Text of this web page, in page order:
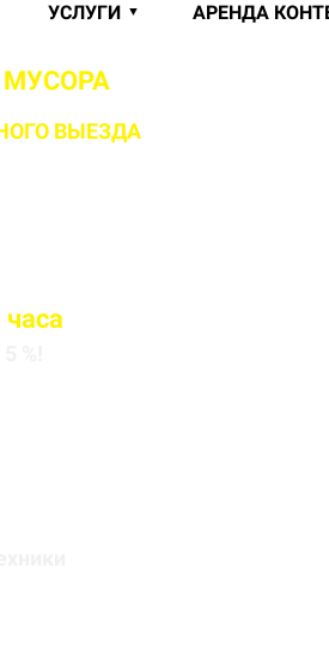
УСЛУГИ АРЕНДА
В АБРИЦКОЙ
ВЫЕЗДА
часа